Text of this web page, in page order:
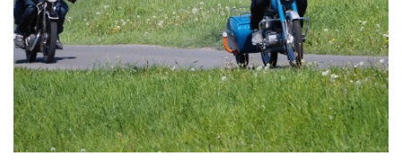
Kalendář veteránských akcí 2026
Prvomájová jízda 2026
Old Fiat Club historie